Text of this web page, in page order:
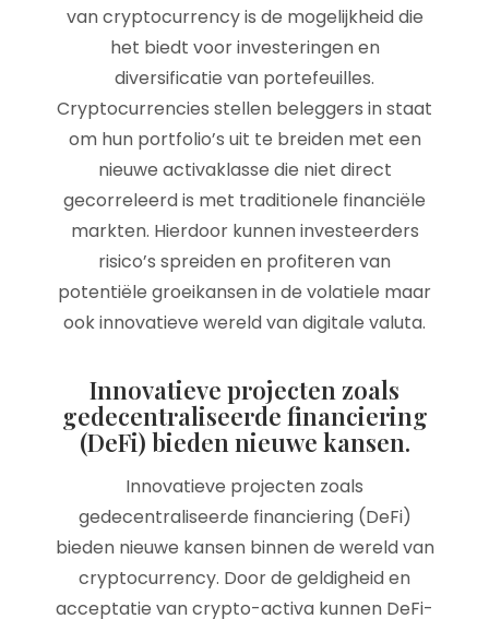
van cryptocurrency is de mogelijkheid die
het biedt voor investeringen en
diversificatie van portefeuilles.
Cryptocurrencies stellen beleggers in staat
om hun portfolio’s uit te breiden met een
nieuwe activaklasse die niet direct
gecorreleerd is met traditionele financiële
markten. Hierdoor kunnen investeerders
risico’s spreiden en profiteren van
potentiële groeikansen in de volatiele maar
ook innovatieve wereld van digitale valuta.
Innovatieve projecten zoals
gedecentraliseerde financiering
(DeFi) bieden nieuwe kansen.
Innovatieve projecten zoals
gedecentraliseerde financiering (DeFi)
bieden nieuwe kansen binnen de wereld van
cryptocurrency. Door de geldigheid en
acceptatie van crypto-activa kunnen DeFi-